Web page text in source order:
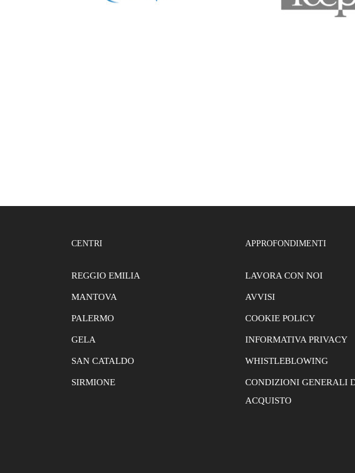
CENTRI
REGGIO EMILIA
MANTOVA
PALERMO
GELA
SAN CATALDO
SIRMIONE
APPROFONDIMENTI
LAVORA CON NOI
AVVISI
COOKIE POLICY
INFORMATIVA PRIVACY
WHISTLEBLOWING
CONDIZIONI GENERALI
ACQUISTO